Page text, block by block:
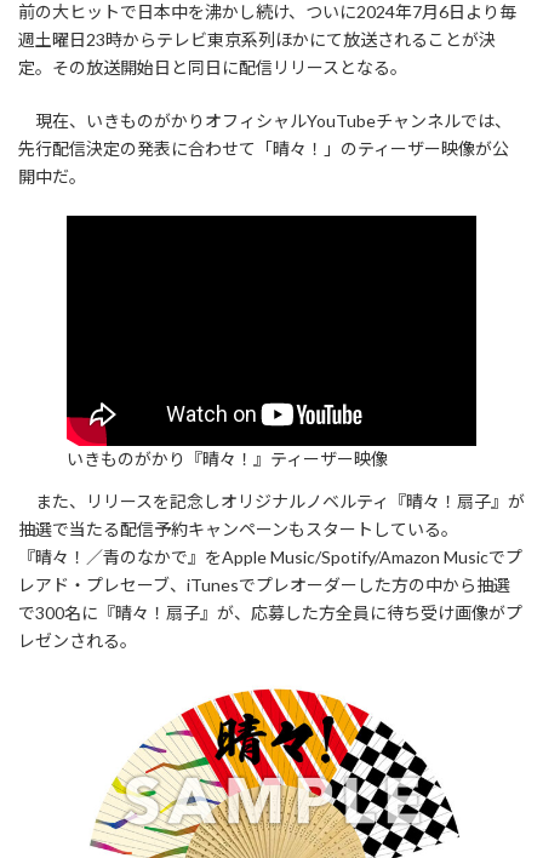
前の大ヒットで日本中を沸かし続け、ついに2024年7月6日より毎
週土曜日23時からテレビ東京系列ほかにて放送されることが決
定。その放送開始日と同日に配信リリースとなる。
現在、いきものがかりオフィシャルYouTubeチャンネルでは、
先行配信決定の発表に合わせて「晴々！」のティーザー映像が公
開中だ。
いきものがかり『晴々！』ティーザー映像
また、リリースを記念しオリジナルノベルティ『晴々！扇子』が
抽選で当たる配信予約キャンペーンもスタートしている。
『晴々！／青のなかで』をApple Music/Spotify/Amazon Musicでプ
レアド・プレセーブ、iTunesでプレオーダーした方の中から抽選
で300名に『晴々！扇子』が、応募した方全員に待ち受け画像がプ
レゼンされる。